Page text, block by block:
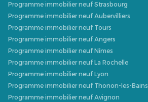
Programme immobilier neuf Strasbourg
Programme immobilier neuf Aubervilliers
Programme immobilier neuf Tours
Programme immobilier neuf Angers
Programme immobilier neuf Nîmes
Programme immobilier neuf La Rochelle
Programme immobilier neuf Lyon
Programme immobilier neuf Thonon-les-Bains
Programme immobilier neuf Avignon